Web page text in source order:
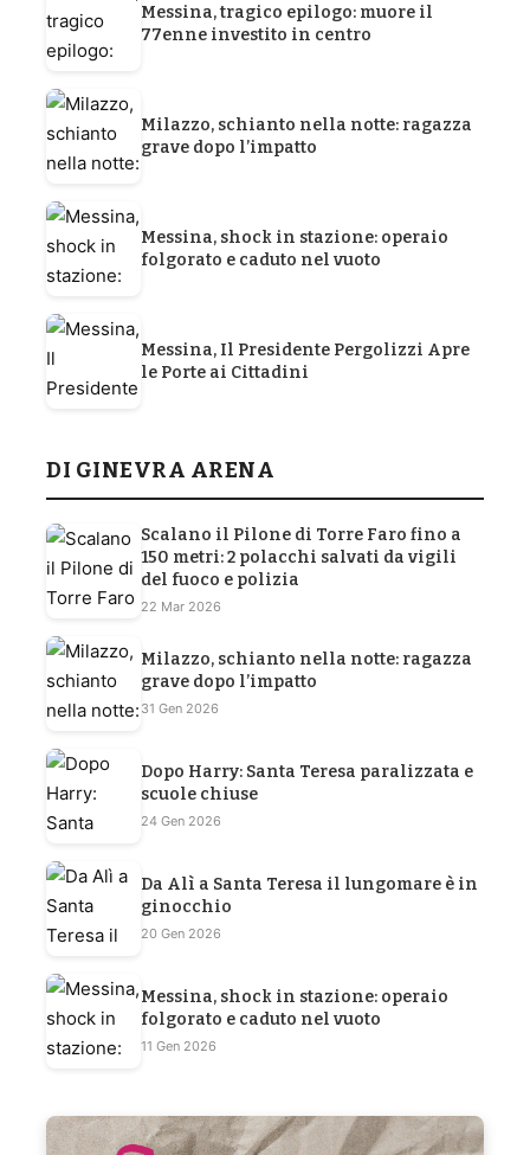
Messina, tragico epilogo: muore il
77enne investito in centro
Milazzo, schianto nella notte: ragazza
grave dopo l’impatto
Messina, shock in stazione: operaio
folgorato e caduto nel vuoto
Messina, Il Presidente Pergolizzi Apre
le Porte ai Cittadini
DI GINEVRA ARENA
Scalano il Pilone di Torre Faro fino a
150 metri: 2 polacchi salvati da vigili
del fuoco e polizia
22 Mar 2026
Milazzo, schianto nella notte: ragazza
grave dopo l’impatto
31 Gen 2026
Dopo Harry: Santa Teresa paralizzata e
scuole chiuse
24 Gen 2026
Da Alì a Santa Teresa il lungomare è in
ginocchio
20 Gen 2026
Messina, shock in stazione: operaio
folgorato e caduto nel vuoto
11 Gen 2026